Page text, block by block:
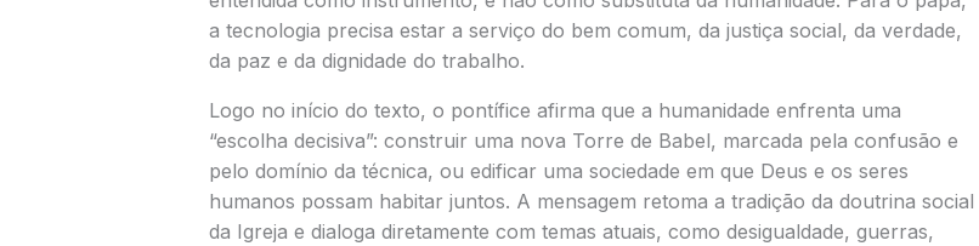
a tecnologia precisa estar a serviço do bem comum, da justiça social, da verdade,
da paz e da dignidade do trabalho.
Logo no início do texto, o pontífice afirma que a humanidade enfrenta uma
“escolha decisiva”: construir uma nova Torre de Babel, marcada pela confusão e
pelo domínio da técnica, ou edificar uma sociedade em que Deus e os seres
humanos possam habitar juntos. A mensagem retoma a tradição da doutrina social
da Igreja e dialoga diretamente com temas atuais, como desigualdade, guerras,